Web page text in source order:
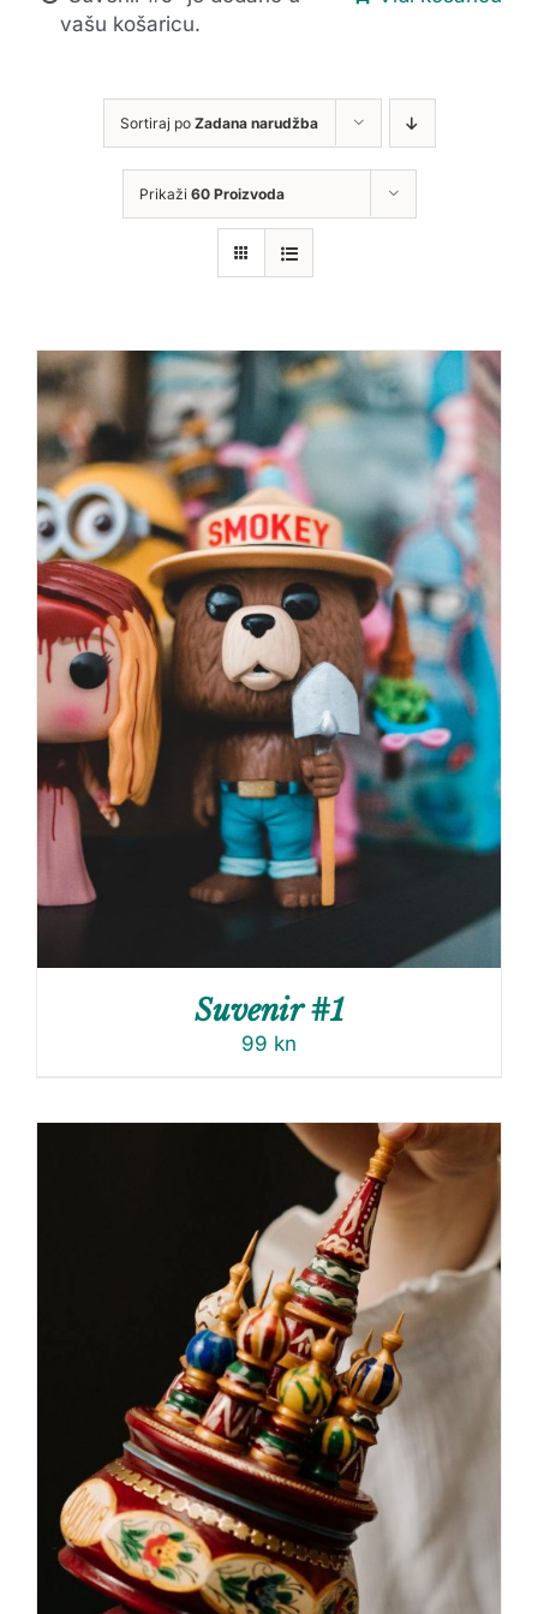
vašu košaricu.
Sortiraj po Zadana narudžba
Prikaži 60 Proizvoda
Suvenir #1
99 kn